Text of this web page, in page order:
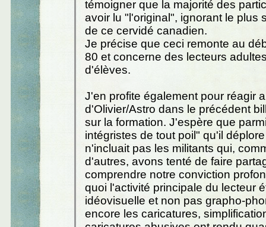
témoigner que la majorité des
avoir lu "l'original", ignorant le plus
de ce cervidé canadien.
Je précise que ceci remonte au
80 et concerne des lecteurs
d'élèves.
J'en profite également pour réagir
d'Olivier/Astro dans le précédent
sur la formation. J'espère que
intégristes de tout poil" qu'il
n'incluait pas les militants qui,
d'autres, avons tenté de faire
comprendre notre conviction
quoi l'activité principale du lecteur
idéovisuelle et non pas grapho-
encore les caricatures,